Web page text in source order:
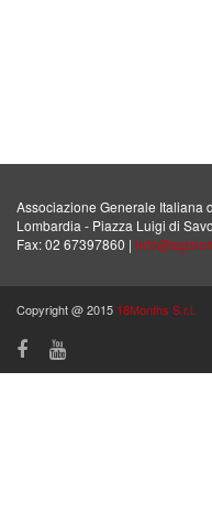
Associazione Generale Italiana
Lombardia - Piazza Luigi di
Fax: 02 67397860 |
Copyright @ 2015 18Months S.r.l.